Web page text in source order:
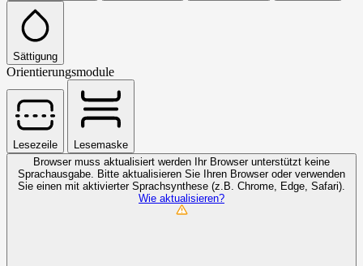
Sättigung
Orientierungsmodule
Lesezeile
Lesemaske
Browser muss aktualisiert werden
Ihr Browser unterstützt keine
Sprachausgabe. Bitte aktualisieren Sie Ihren Browser oder verwenden
Sie einen mit aktivierter Sprachsynthese (z.B. Chrome, Edge, Safari).
Wie aktualisieren?